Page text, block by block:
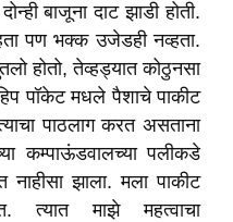
बाजूना दाट झाडी होती.
पण भक्क उजेडही नव्हता.
होतो, तेव्हड्यात कोठुनसा
पॉकेट मधले पैशाचे पाकीट
पाठलाग करत असताना
कम्पाऊंडवालच्या पलीकडे
झाला. मला पाकीट
माझे महत्वाचा